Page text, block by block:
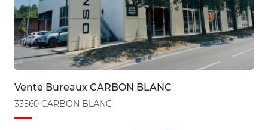
Vente Bureaux CARBON BLANC
33560 CARBON BLANC